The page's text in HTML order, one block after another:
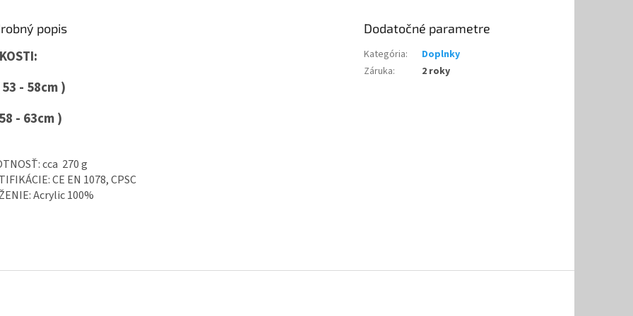
popis
- 58cm )
- 63cm )
cca 270 g
CE EN 1078, CPSC
Acrylic 100%
Dodatočné parametre
Kategória:
Doplnky
Záruka: 2 roky